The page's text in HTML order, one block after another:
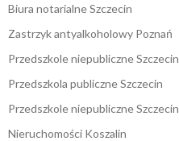
Biura notarialne Szczecin
Zastrzyk antyalkoholowy Poznań
Przedszkole niepubliczne Szczecin
Przedszkola publiczne Szczecin
Przedszkole niepubliczne Szczecin
Nieruchomości Koszalin